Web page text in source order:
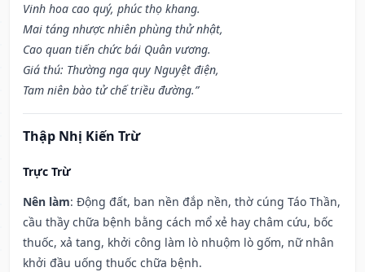
Vinh hoa cao quý, phúc thọ khang.
Mai táng nhược nhiên phùng thử nhật,
Cao quan tiến chức bái Quân vương.
Giá thú: Thường nga quy Nguyệt điện,
Tam niên bào tử chế triều đường.”
Thập Nhị Kiến Trừ
Trực Trừ
Nên làm: Động đất, ban nền đắp nền, thờ cúng Táo Thần,
cầu thầy chữa bệnh bằng cách mổ xẻ hay châm cứu, bốc
thuốc, xả tang, khởi công làm lò nhuộm lò gốm, nữ nhân
khởi đầu uống thuốc chữa bệnh.